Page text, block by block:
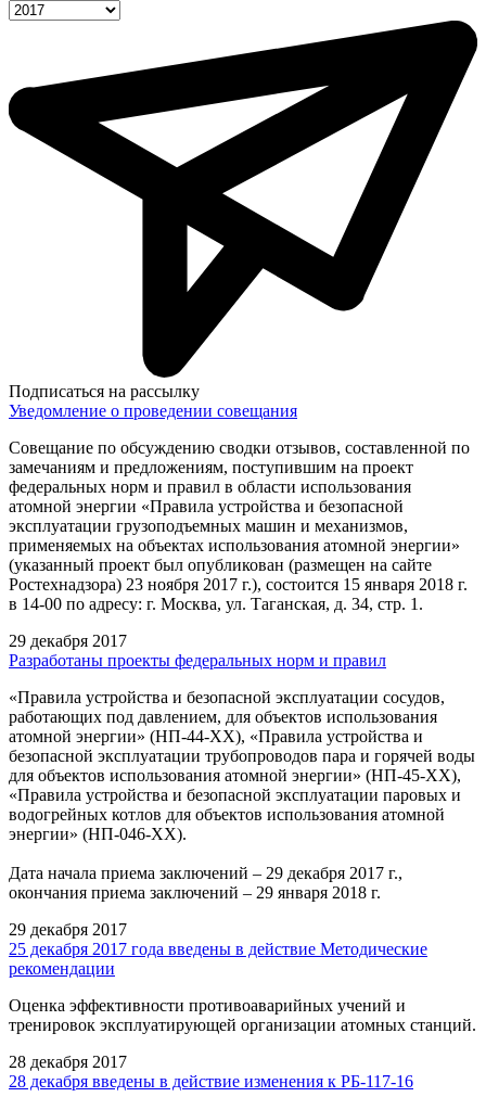
Подписаться на рассылку
Уведомление о проведении совещания
Совещание по обсуждению сводки отзывов, составленной по
замечаниям и предложениям, поступившим на проект
федеральных норм и правил в области использования
атомной энергии «Правила устройства и безопасной
эксплуатации грузоподъемных машин и механизмов,
применяемых на объектах использования атомной энергии»
(указанный проект был опубликован (размещен на сайте
Ростехнадзора) 23 ноября 2017 г.), состоится 15 января 2018 г.
в 14-00 по адресу: г. Москва, ул. Таганская, д. 34, стр. 1.
29 декабря 2017
Разработаны проекты федеральных норм и правил
«Правила устройства и безопасной эксплуатации сосудов,
работающих под давлением, для объектов использования
атомной энергии» (НП-44-ХХ), «Правила устройства и
безопасной эксплуатации трубопроводов пара и горячей воды
для объектов использования атомной энергии» (НП-45-ХХ),
«Правила устройства и безопасной эксплуатации паровых и
водогрейных котлов для объектов использования атомной
энергии» (НП-046-ХХ).
Дата начала приема заключений – 29 декабря 2017 г.,
окончания приема заключений – 29 января 2018 г.
29 декабря 2017
25 декабря 2017 года введены в действие Методические
рекомендации
Оценка эффективности противоаварийных учений и
тренировок эксплуатирующей организации атомных станций.
28 декабря 2017
28 декабря введены в действие изменения к РБ-117-16